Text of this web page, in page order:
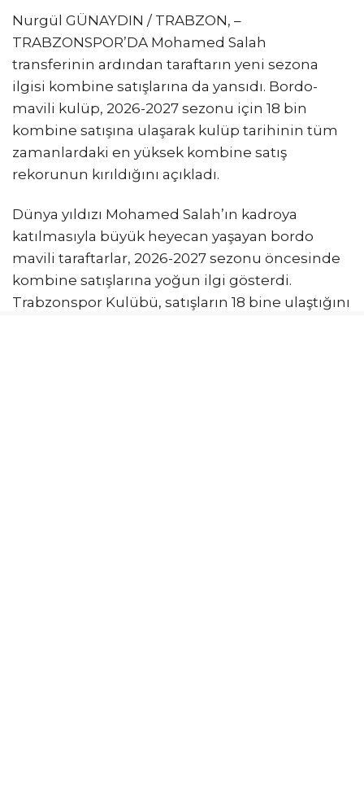
Nurgül GÜNAYDIN / TRABZON, –
TRABZONSPOR’DA Mohamed Salah
transferinin ardından taraftarın yeni sezona
ilgisi kombine satışlarına da yansıdı. Bordo-
mavili kulüp, 2026-2027 sezonu için 18 bin
kombine satışına ulaşarak kulüp tarihinin tüm
zamanlardaki en yüksek kombine satış
rekorunun kırıldığını açıkladı.
Dünya yıldızı Mohamed Salah’ın kadroya
katılmasıyla büyük heyecan yaşayan bordo
mavili taraftarlar, 2026-2027 sezonu öncesinde
kombine satışlarına yoğun ilgi gösterdi.
Trabzonspor Kulübü, satışların 18 bine ulaştığını